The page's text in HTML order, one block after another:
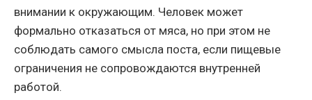
внимании к окружающим. Человек может
формально отказаться от мяса, но при этом не
соблюдать самого смысла поста, если пищевые
ограничения не сопровождаются внутренней
работой.